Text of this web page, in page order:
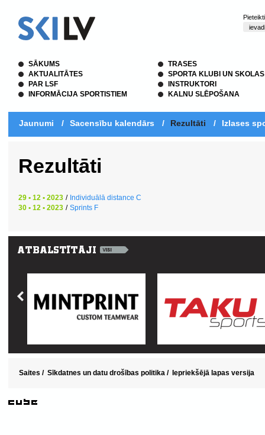
SĀKUMS
AKTUALITĀTES
PAR LSF
INFORMĀCIJA SPORTISTIEM
TRASES
SPORTA KLUBI UN SKOLAS
INSTRUKTORI
KALNU SLĒPOŠANA
Jaunumi / Sacensību kalendārs / Rezultāti / Izlases
Rezultāti
29 • 12 • 2023 / Individuālā distance C
30 • 12 • 2023 / Sprints F
Saites / Sīkdatnes un datu drošības politika / Iepriekšējā lapas versija